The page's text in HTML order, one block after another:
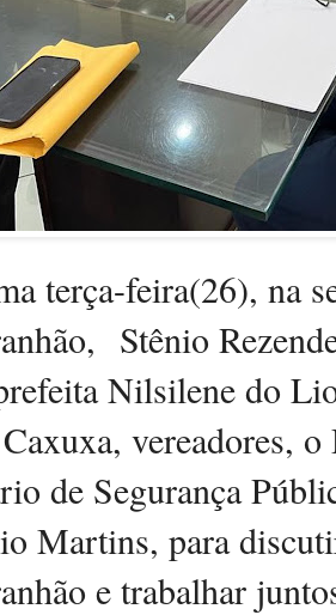
terça-feira(26), na
Stênio
Nilsilene do
vereadores,
de Segurança
Martins, para
e trabalhar